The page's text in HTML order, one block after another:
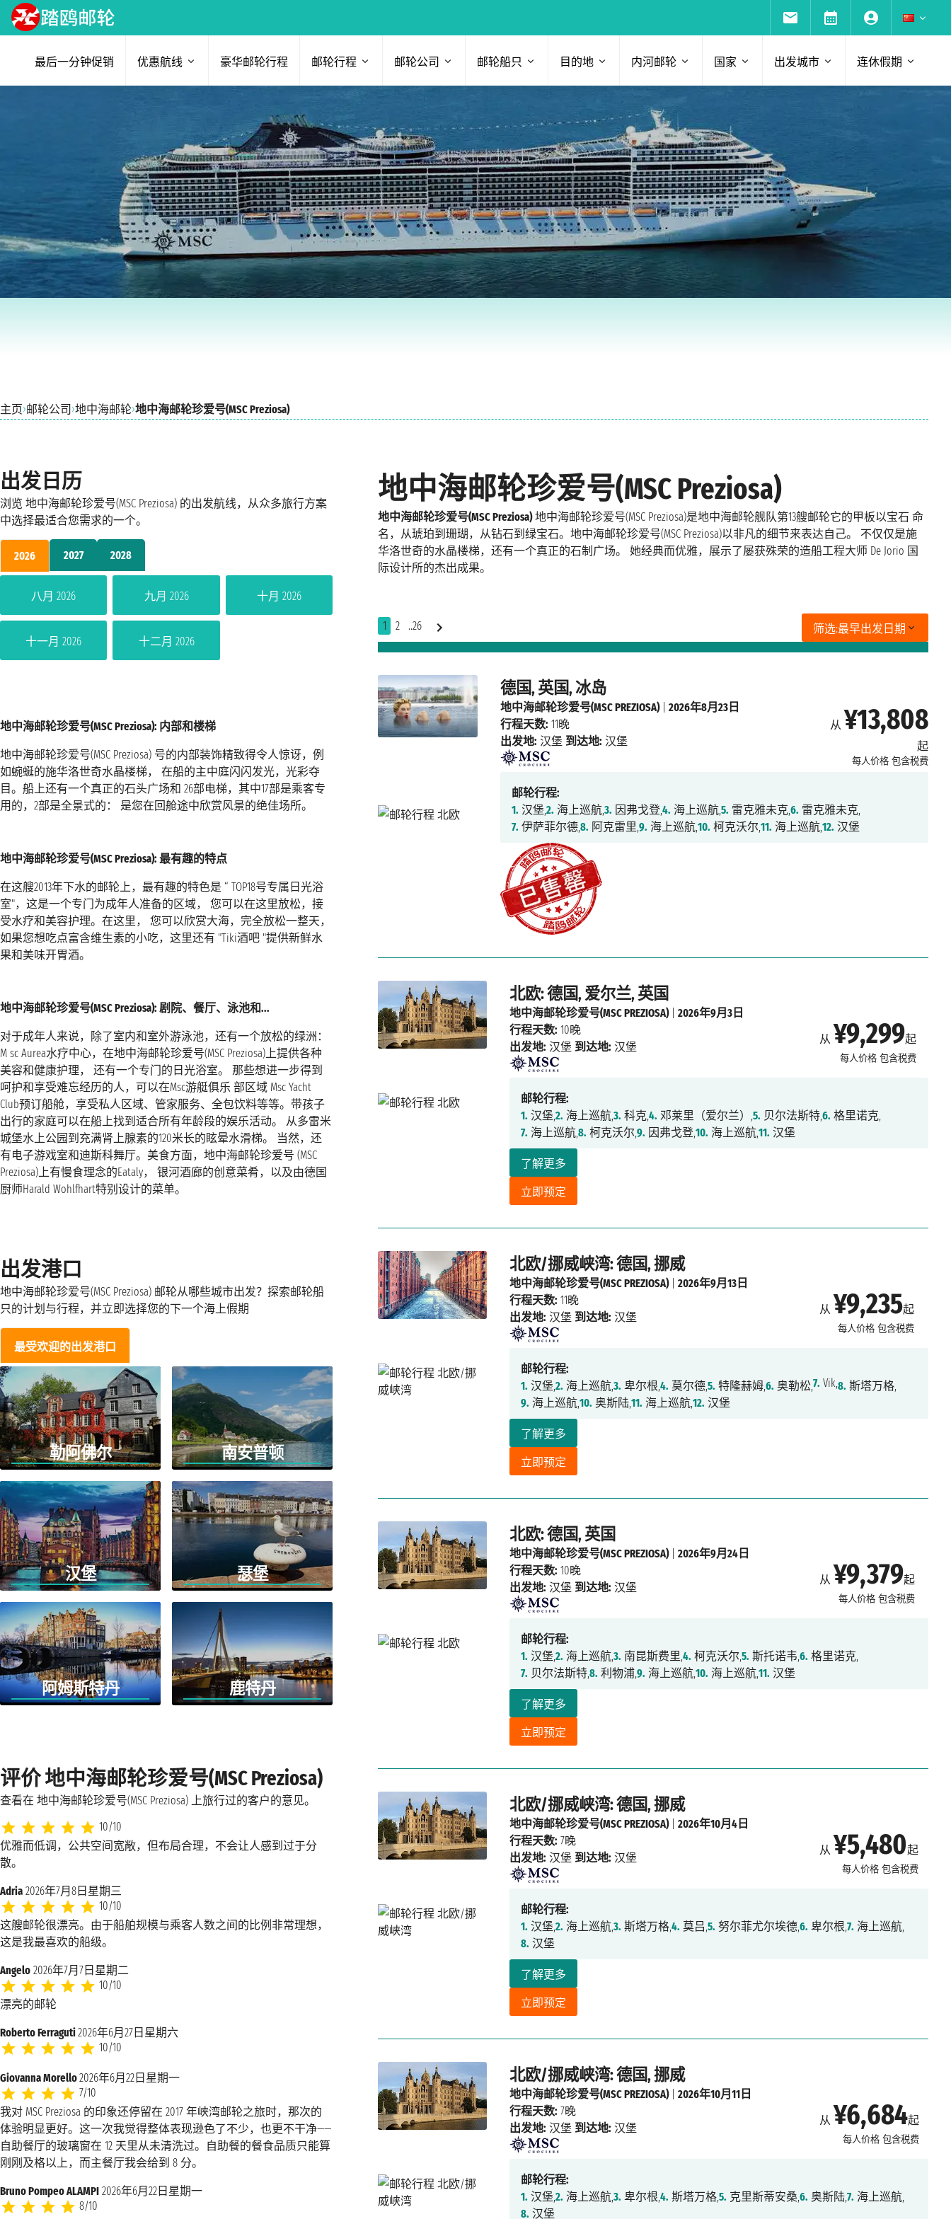
最后一分钟促销 优惠航线 豪华邮轮行程 邮轮行程 邮轮公司 邮轮船只 目的地 内河邮轮 国家 出发城市 连休假期
主页›邮轮公司 ›地中海邮轮›地中海邮轮珍爱号(MSC Preziosa)
地中海邮轮珍爱号(MSC Preziosa)
地中海邮轮珍爱号(MSC Preziosa)地中海邮轮珍爱号(MSC Preziosa)是地中海邮轮舰队第13艘邮轮它的甲板以宝石 命
名，从琥珀到珊瑚，从钻石到绿宝石。地中海邮轮珍爱号(MSC Preziosa)以非凡的细节来表达自己。 不仅仅是施
华洛世奇的水晶楼梯，还有一个真正的石制广场。 她经典而优雅，展示了屡获殊荣的造船工程大师 De Jorio 国
际设计所的杰出成果。
1 2 ..26 筛选:最早出发日期
德国, 英国, 冰岛
从 ¥13,808
起
每人价格 包含税费
地中海邮轮珍爱号(MSC PREZIOSA)|2026年8月23日
行程天数: 11晚
出发地: 汉堡 到达地: 汉堡
邮轮行程:
1. 汉堡,2. 海上巡航,3. 因弗戈登,4. 海上巡航,5. 雷克雅未克,6. 雷克雅未克,
7. 伊萨菲尔德,8. 阿克雷里,9. 海上巡航,10. 柯克沃尔,11. 海上巡航,12. 汉堡
北欧: 德国, 爱尔兰, 英国
从 ¥9,299起
每人价格 包含税费
了解更多
立即预定
地中海邮轮珍爱号(MSC PREZIOSA)|2026年9月3日
行程天数: 10晚
出发地: 汉堡 到达地: 汉堡
邮轮行程:
1. 汉堡,2. 海上巡航,3. 科克,4. 邓莱里（爱尔兰）,5. 贝尔法斯特,6. 格里诺克,
7. 海上巡航,8. 柯克沃尔,9. 因弗戈登,10. 海上巡航,11. 汉堡
北欧/挪威峡湾: 德国, 挪威
从 ¥9,235起
每人价格 包含税费
了解更多
立即预定
地中海邮轮珍爱号(MSC PREZIOSA)|2026年9月13日
行程天数: 11晚
出发地: 汉堡 到达地: 汉堡
邮轮行程:
1. 汉堡,2. 海上巡航,3. 卑尔根,4. 莫尔德,5. 特隆赫姆,6. 奥勒松,7. Vik,8. 斯塔万格,
9. 海上巡航,10. 奥斯陆,11. 海上巡航,12. 汉堡
北欧: 德国, 英国
从 ¥9,379起
每人价格 包含税费
了解更多
立即预定
地中海邮轮珍爱号(MSC PREZIOSA)|2026年9月24日
行程天数: 10晚
出发地: 汉堡 到达地: 汉堡
邮轮行程:
1. 汉堡,2. 海上巡航,3. 南昆斯费里,4. 柯克沃尔,5. 斯托诺韦,6. 格里诺克,
7. 贝尔法斯特,8. 利物浦,9. 海上巡航,10. 海上巡航,11. 汉堡
北欧/挪威峡湾: 德国, 挪威
从 ¥5,480起
每人价格 包含税费
了解更多
立即预定
地中海邮轮珍爱号(MSC PREZIOSA)|2026年10月4日
行程天数: 7晚
出发地: 汉堡 到达地: 汉堡
邮轮行程:
1. 汉堡,2. 海上巡航,3. 斯塔万格,4. 莫吕,5. 努尔菲尤尔埃德,6. 卑尔根,7. 海上巡航,
8. 汉堡
北欧/挪威峡湾: 德国, 挪威
从 ¥6,684起
每人价格 包含税费
地中海邮轮珍爱号(MSC PREZIOSA)|2026年10月11日
行程天数: 7晚
出发地: 汉堡 到达地: 汉堡
邮轮行程:
1. 汉堡,2. 海上巡航,3. 卑尔根,4. 斯塔万格,5. 克里斯蒂安桑,6. 奥斯陆,7. 海上巡航,
8. 汉堡
出发日历
浏览 地中海邮轮珍爱号(MSC Preziosa) 的出发航线，从众多旅行方案
中选择最适合您需求的一个。
2026 2027 2028
八月 2026 九月 2026 十月 2026
十一月 2026 十二月 2026
出发港口
地中海邮轮珍爱号(MSC Preziosa) 邮轮从哪些城市出发？探索邮轮船
只的计划与行程，并立即选择您的下一个海上假期
最受欢迎的出发港口
勒阿佛尔 南安普顿
汉堡 瑟堡
阿姆斯特丹 鹿特丹
地中海邮轮珍爱号(MSC Preziosa): 内部和楼梯
地中海邮轮珍爱号(MSC Preziosa) 号的内部装饰精致得令人惊讶，例
如蜿蜒的施华洛世奇水晶楼梯， 在船的主中庭闪闪发光，光彩夺
目。船上还有一个真正的石头广场和 26部电梯，其中17部是乘客专
用的，2部是全景式的： 是您在回舱途中欣赏风景的绝佳场所。
地中海邮轮珍爱号(MSC Preziosa): 最有趣的特点
在这艘2013年下水的邮轮上，最有趣的特色是 “ TOP18号专属日光浴
室"，这是一个专门为成年人准备的区域， 您可以在这里放松，接
受水疗和美容护理。在这里， 您可以欣赏大海，完全放松一整天，
如果您想吃点富含维生素的小吃，这里还有 "Tiki酒吧 "提供新鲜水
果和美味开胃酒。
地中海邮轮珍爱号(MSC Preziosa): 剧院、餐厅、泳池和...
对于成年人来说，除了室内和室外游泳池，还有一个放松的绿洲：
M sc Aurea水疗中心，在地中海邮轮珍爱号(MSC Preziosa)上提供各种
美容和健康护理， 还有一个专门的日光浴室。 那些想进一步得到
呵护和享受难忘经历的人，可以在Msc游艇俱乐 部区域 Msc Yacht
Club预订船舱，享受私人区域、管家服务、全包饮料等等。带孩子
出行的家庭可以在船上找到适合所有年龄段的娱乐活动。 从多雷米
城堡水上公园到充满肾上腺素的120米长的眩晕水滑梯。 当然，还
有电子游戏室和迪斯科舞厅。美食方面，地中海邮轮珍爱号 (MSC
Preziosa)上有慢食理念的Eataly， 银河酒廊的创意菜肴，以及由德国
厨师Harald Wohlfhart特别设计的菜单。
评价 地中海邮轮珍爱号(MSC Preziosa)
查看在 地中海邮轮珍爱号(MSC Preziosa) 上旅行过的客户的意见。
10/10
优雅而低调，公共空间宽敞，但布局合理，不会让人感到过于分
散。
Adria 2026年7月8日星期三
10/10
这艘邮轮很漂亮。由于船舶规模与乘客人数之间的比例非常理想，
这是我最喜欢的船级。
Angelo 2026年7月7日星期二
10/10
漂亮的邮轮
Roberto Ferraguti2026年6月27日星期六
10/10
Giovanna Morello2026年6月22日星期一
7/10
我对 MSC Preziosa 的印象还停留在 2017 年峡湾邮轮之旅时，那次的
体验明显更好。这一次我觉得整体表现逊色了不少，也更不干净——
自助餐厅的玻璃窗在 12 天里从未清洗过。自助餐的餐食品质只能算
刚刚及格以上，而主餐厅我会给到 8 分。
Bruno Pompeo ALAMPI 2026年6月22日星期一
8/10